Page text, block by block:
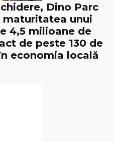
Dino Parc
maturitatea unui
4,5 milioane de
de peste 130 de
economia locală